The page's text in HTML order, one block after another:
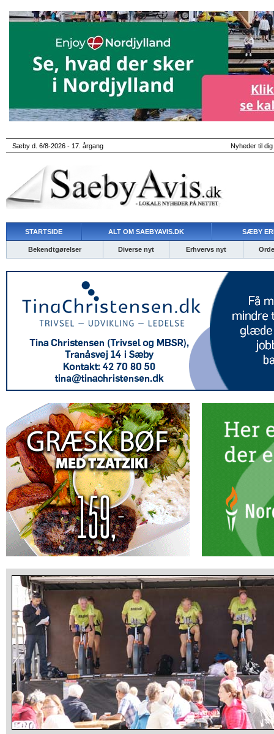
Sæby d. 6/8-2026 - 17. årgang Nyheder til
STARTSIDE ALT OM SAEBYAVIS.DK SÆBY
Bekendtgørelser Diverse nyt Erhvervs nyt